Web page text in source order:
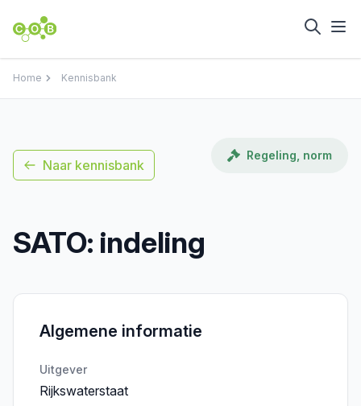
Home Kennisbank
Naar kennisbank
Regeling, norm
SATO: indeling
Algemene informatie
Uitgever
Rijkswaterstaat